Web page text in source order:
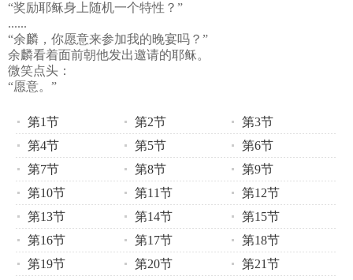
“奖励耶稣身上随机一个特性？”
......
“余麟，你愿意来参加我的晚宴吗？”
余麟看着面前朝他发出邀请的耶稣。
微笑点头：
“愿意。”
第1节 第2节
第3节
第4节
第5节
第6节
第7节
第8节
第9节
第10节
第11节
第12节
第13节
第14节
第15节
第16节
第17节
第18节
第19节
第20节
第21节